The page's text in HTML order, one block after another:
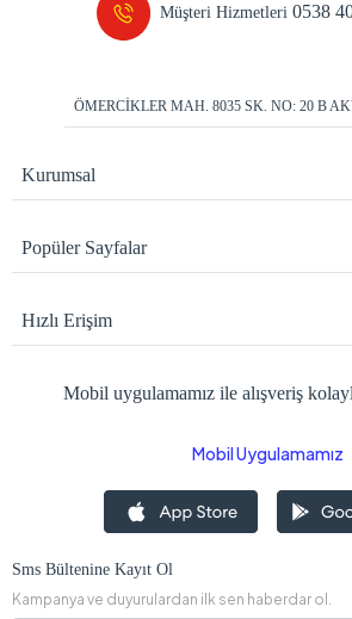
Müşteri Hizmetleri0538
ÖMERCİKLER MAH. 8035 SK. NO: 20 B
Kurumsal
Popüler Sayfalar
Hızlı Erişim
Mobil uygulamamız ile alışveriş
Mobil Uygulamamız
Sms Bültenine Kayıt Ol
Kampanya ve duyurulardan ilk sen haberdar ol.